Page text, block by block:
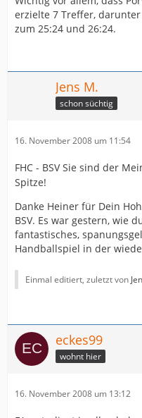
erzielte 7 Treffer,
zum 25:24 und 26:24.
Jens M.
schon süchtig
16. November 2008 um 11:54
FHC - BSV Sie sind der
Spitze!
Danke Heiner für Dein
BSV. Es war gestern, wie
fantastisches,
Handballspiel in der
Einmal editiert, zuletzt von
eckes99
wohnt hier
16. November 2008 um 13:12